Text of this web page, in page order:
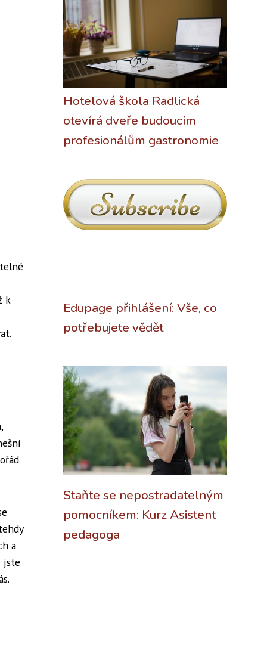
k
a
jste
Hotelová škola Radlická
otevírá dveře budoucím
profesionálům gastronomie
Edupage přihlášení: Vše, co
potřebujete vědět
Staňte se nepostradatelným
pomocníkem: Kurz Asistent
pedagoga